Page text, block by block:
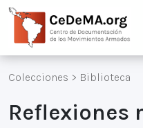
Colecciones > Biblioteca
Reflexiones